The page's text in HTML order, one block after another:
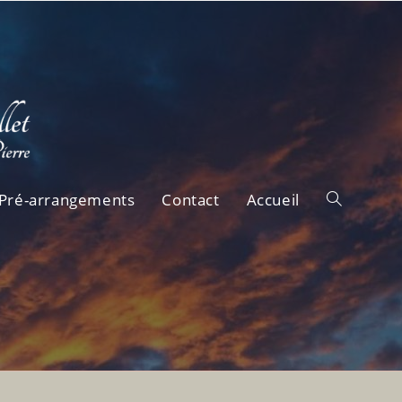
Pré-arrangements Contact Accueil
Toggle
website
search